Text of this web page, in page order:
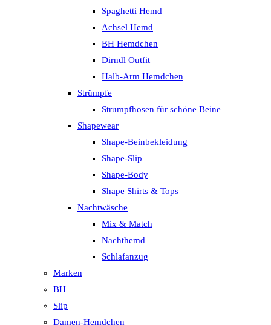
Spaghetti Hemd
Achsel Hemd
BH Hemdchen
Dirndl Outfit
Halb-Arm Hemdchen
Strümpfe
Strumpfhosen für schöne Beine
Shapewear
Shape-Beinbekleidung
Shape-Slip
Shape-Body
Shape Shirts & Tops
Nachtwäsche
Mix & Match
Nachthemd
Schlafanzug
Marken
BH
Slip
Damen-Hemdchen